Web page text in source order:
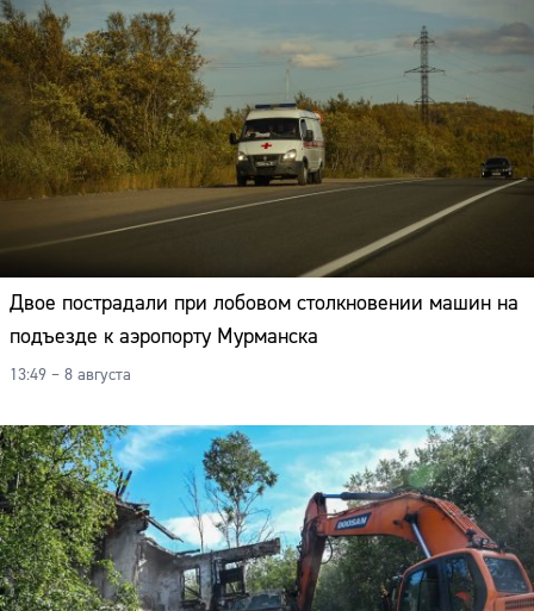
Двое пострадали при лобовом столкновении машин на
подъезде к аэропорту Мурманска
13:49 – 8 августа